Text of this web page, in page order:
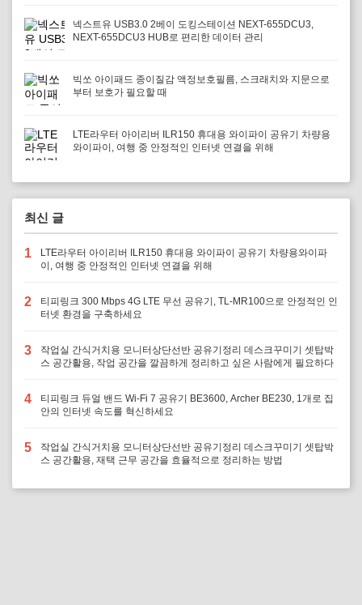
넥스트유 USB3.0 2베이 도킹스테이션 NEXT-655DCU3,
NEXT-655DCU3 HUB로 편리한 데이터 관리
빅쏘 아이패드 종이질감 액정보호필름, 스크래치와 지문으로
부터 보호가 필요할 때
LTE라우터 아이리버 ILR150 휴대용 와이파이 공유기 차량용
와이파이, 여행 중 안정적인 인터넷 연결을 위해
최신 글
1
LTE라우터 아이리버 ILR150 휴대용 와이파이 공유기 차량용와이파
이, 여행 중 안정적인 인터넷 연결을 위해
2
티피링크 300 Mbps 4G LTE 무선 공유기, TL-MR100으로 안정적인 인
터넷 환경을 구축하세요
3
작업실 간식거치용 모니터상단선반 공유기정리 데스크꾸미기 셋탑박
스 공간활용, 작업 공간을 깔끔하게 정리하고 싶은 사람에게 필요하다
4
티피링크 듀얼 밴드 Wi-Fi 7 공유기 BE3600, Archer BE230, 1개로 집
안의 인터넷 속도를 혁신하세요
5
작업실 간식거치용 모니터상단선반 공유기정리 데스크꾸미기 셋탑박
스 공간활용, 재택 근무 공간을 효율적으로 정리하는 방법